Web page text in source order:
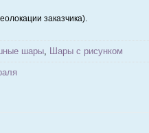
заказчика).
шары, Шары с рисунком